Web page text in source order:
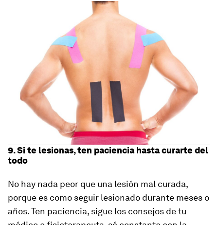
9. Si te lesionas, ten paciencia hasta curarte del
todo
No hay nada peor que una lesión mal curada,
porque es como seguir lesionado durante meses o
años. Ten paciencia, sigue los consejos de tu